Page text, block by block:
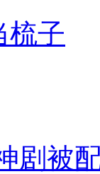
梳子
剧被